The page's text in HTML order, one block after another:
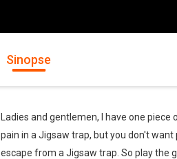
Sinopse
Ladies and gentlemen, I have one
pain in a Jigsaw trap, but you don't want
escape from a Jigsaw trap. So play the